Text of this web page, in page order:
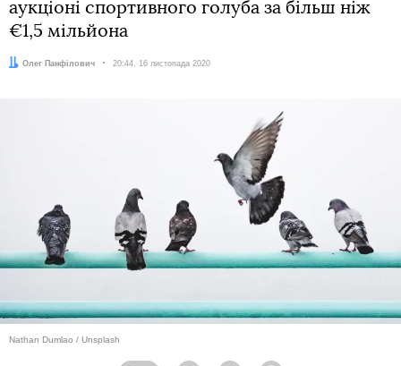
аукціоні спортивного голуба за більш ніж
€1,5 мільйона
Автор:
Олег Панфілович Дата:
20:44, 16 листопада 2020
Nathan Dumlao / Unsplash